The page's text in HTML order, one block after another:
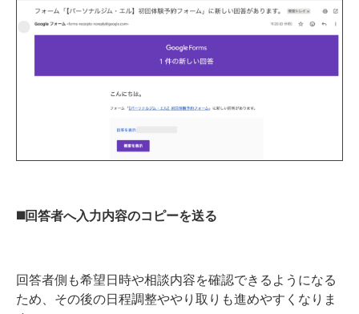
◼️回答者へ入力内容のコピーを送る
回答者側も希望日時や相談内容を確認できるようになる
ため、その後の日程調整ややり取りも進めやすくなりま